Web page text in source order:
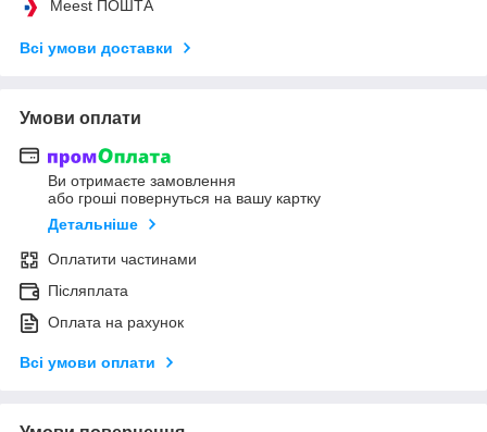
Meest ПОШТА
Всі умови доставки
Умови оплати
Ви отримаєте замовлення
або гроші повернуться на вашу картку
Детальніше
Оплатити частинами
Післяплата
Оплата на рахунок
Всі умови оплати